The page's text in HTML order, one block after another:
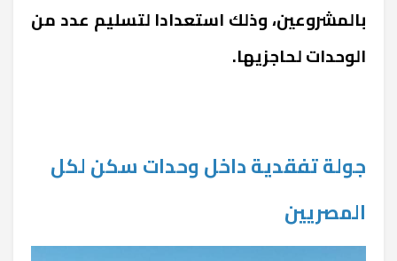
بالمشروعين، وذلك استعدادا لتسليم عدد من
الوحدات لحاجزيها.
جولة تفقدية داخل وحدات سكن لكل
المصريين